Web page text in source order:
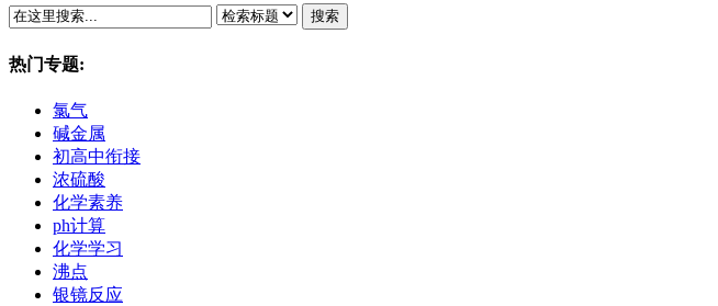
搜索
热门专题:
氯气
碱金属
初高中衔接
浓硫酸
化学素养
ph计算
化学学习
沸点
银镜反应